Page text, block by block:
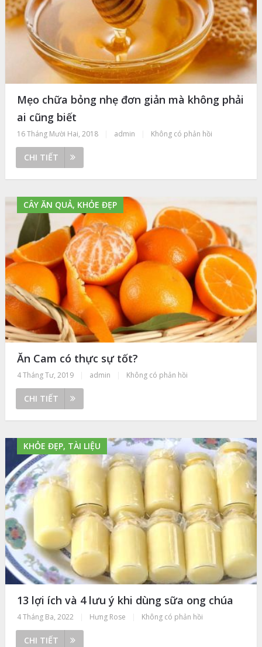
Mẹo chữa bỏng nhẹ đơn giản mà không phải
ai cũng biết
16 Tháng Mười Hai, 2018 admin Không có phản hồi
CHI TIẾT
CÂY ĂN QUẢ, KHỎE ĐẸP
Ăn Cam có thực sự tốt?
4 Tháng Tư, 2019 admin Không có phản hồi
CHI TIẾT
KHỎE ĐẸP, TÀI LIỆU
13 lợi ích và 4 lưu ý khi dùng sữa ong chúa
4 Tháng Ba, 2022 Hưng Rose Không có phản hồi
CHI TIẾT